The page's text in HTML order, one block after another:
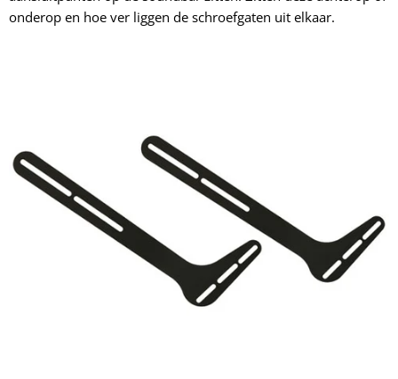
onderop en hoe ver liggen de schroefgaten uit elkaar.